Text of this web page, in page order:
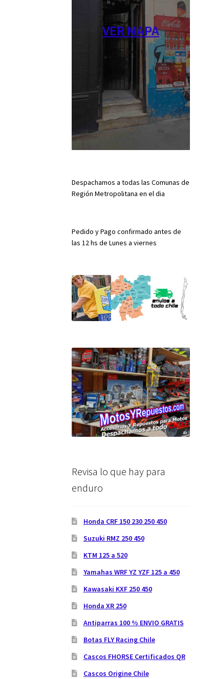
VER MAPA
Despachamos a todas las Comunas de
Región Metropolitana en el dia
Pedido y Pago confirmado antes de
las 12 hs de Lunes a viernes
Revisa lo que hay para
enduro
Honda CRF 150 230 250 450
Suzuki RMZ 250 450
KTM 125 a 520
Yamahas WRF YZ YZF 125 a 450
Kawasaki KXF 250 450
Honda XR 250
Antiparras 100 % ENVIO GRATIS
Botas FLY Racing Chile
Cascos FHORSE Certificados QR
Cascos Origine Chile